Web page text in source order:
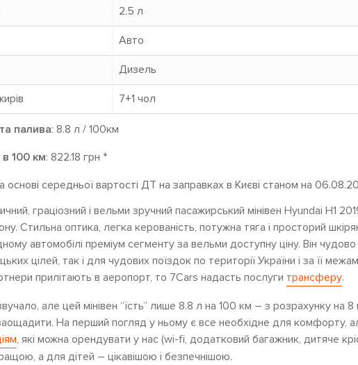
2.5 л
Авто
Дизель
7+1 чoл
палива: 8.8 л / 100км
в 100 км: 822.18 грн *
основі середньої вартості ДТ на заправках в Києві станом на
граціозний і вельми зручний пасажирський мінівен Hyundai H1
Стильна оптика, легка керованість, потужна тяга і просторий
автомобілі преміум сегменту за вельми доступну ціну. Він чудово
цілей, так і для чудових поїздок по території України і за її
прилітають в аеропорт, то 7Cars надасть послуги трансферу.
але цей мінівен “їсть” лише 8.8 л на 100 км – з розрахунку на 8
На перший погляд у ньому є все необхідне для комфорту,
, які можна орендувати у нас (wi-fi, додатковий багажник, дитяче
а для дітей – цікавішою і безпечнішою.